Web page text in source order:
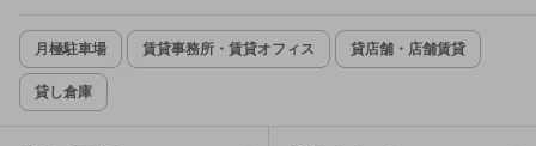
月極駐車場 賃貸事務所・賃貸オフィス 貸店舗・店舗賃貸
貸し倉庫